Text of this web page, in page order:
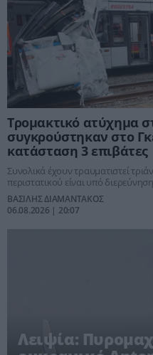
Τρομακτικό ατύχημα
συγκρούστηκαν στο
κατάσταση 3 επιβάτες
Συνολικά έχουν τραυματιστεί
περιστατικού είναι υπό
ΒΑΣΙΛΗΣ ΔΙΑΜΑΝΤΑΚΟΣ
06.08.2026 | 20:07
Λειψία: